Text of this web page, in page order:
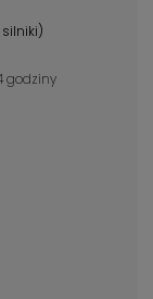
godziny